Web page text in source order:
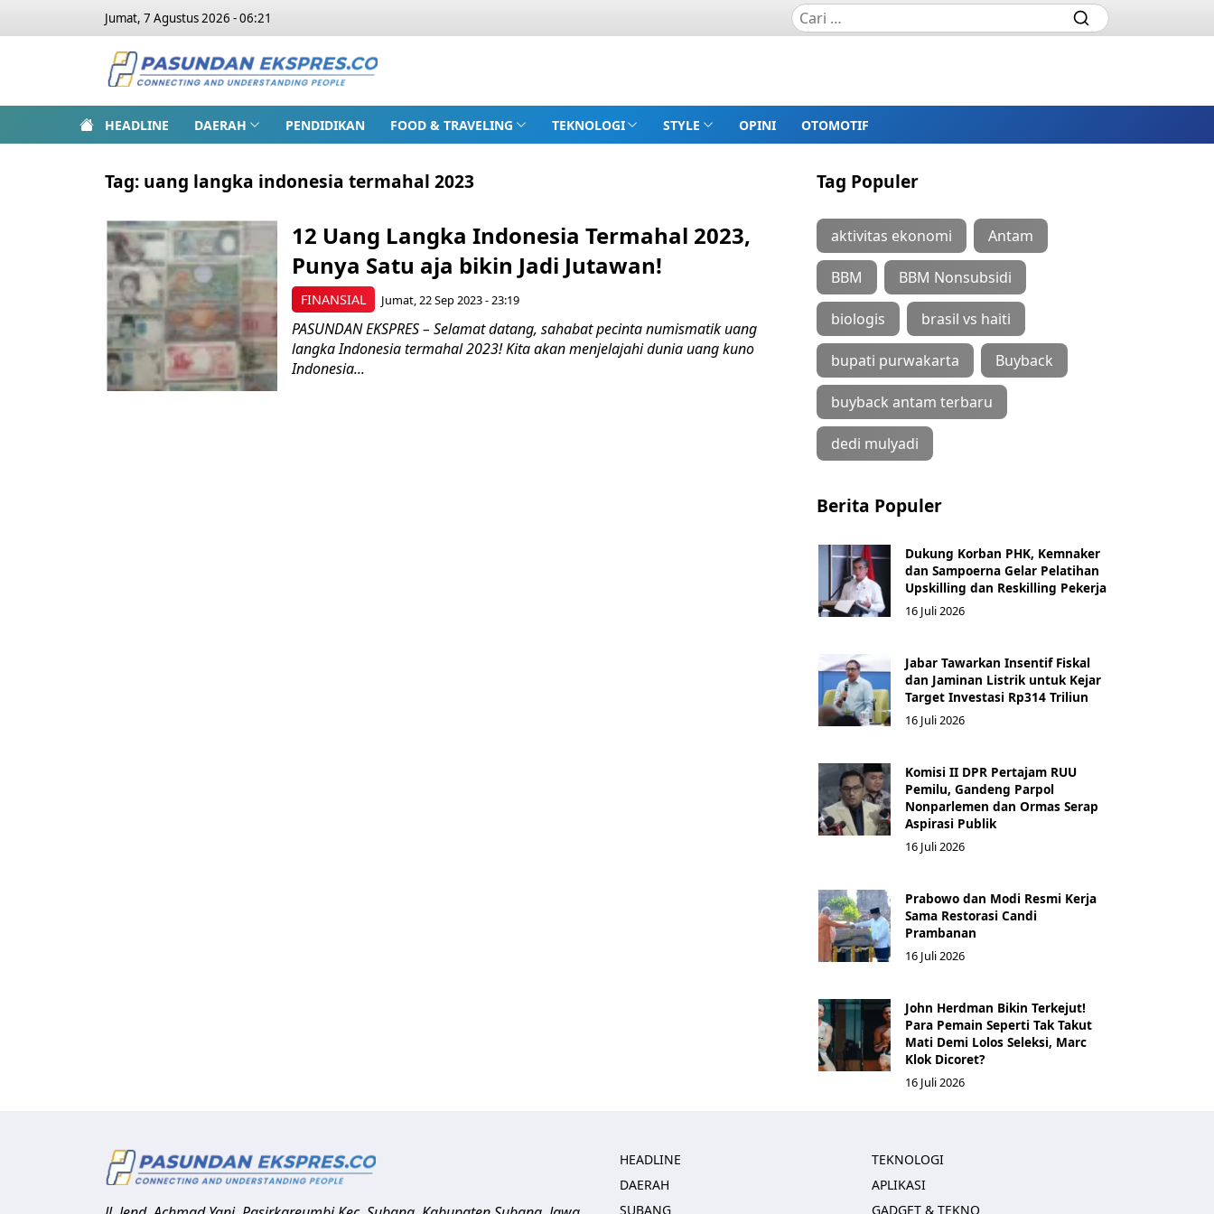
Jumat, 7 Agustus 2026 - 06:21
HEADLINE DAERAH PENDIDIKAN FOOD & TRAVELING TEKNOLOGI STYLE OPINI OTOMOTIF
Tag: uang langka indonesia termahal 2023
FINANSIAL
12 Uang Langka Indonesia Termahal 2023,
Punya Satu aja bikin Jadi Jutawan!
Jumat, 22 Sep 2023 - 23:19
PASUNDAN EKSPRES – Selamat datang, sahabat pecinta numismatik uang
langka Indonesia termahal 2023! Kita akan menjelajahi dunia uang kuno
Indonesia...
Tag Populer
aktivitas ekonomi Antam
BBM BBM Nonsubsidi
biologis brasil vs haiti
bupati purwakarta Buyback
buyback antam terbaru
dedi mulyadi
Berita Populer
Dukung Korban PHK, Kemnaker
dan Sampoerna Gelar Pelatihan
Upskilling dan Reskilling Pekerja
16 Juli 2026
Jabar Tawarkan Insentif Fiskal
dan Jaminan Listrik untuk Kejar
Target Investasi Rp314 Triliun
16 Juli 2026
Komisi II DPR Pertajam RUU
Pemilu, Gandeng Parpol
Nonparlemen dan Ormas Serap
Aspirasi Publik
16 Juli 2026
Prabowo dan Modi Resmi Kerja
Sama Restorasi Candi
Prambanan
16 Juli 2026
John Herdman Bikin Terkejut!
Para Pemain Seperti Tak Takut
Mati Demi Lolos Seleksi, Marc
Klok Dicoret?
16 Juli 2026
HEADLINE
DAERAH
SUBANG
TEKNOLOGI
APLIKASI
GADGET & TEKNO